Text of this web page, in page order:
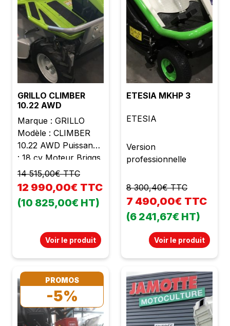
GRILLO CLIMBER
10.22 AWD
Marque : GRILLO
Modèle : CLIMBER
10.22 AWD Puissance
: 18 cv Moteur Briggs
et Stratton 2 cylindres
Cylindrée : 656 cc
Poids : 345 kg
Largeur de travail : 93
hydrostatique
Embrayage
électromagnétique
avec frein de lames
Hauteur de coupe de
3,5 cm à 13,5 cm
Blocage de différentiel
14 515,00€ TTC
12 990,00€ TTC
(10 825,00€ HT)
Voir le produit
ETESIA MKHP 3
ETESIA
Version
professionnelle
8 300,40€ TTC
7 490,00€ TTC
(6 241,67€ HT)
Voir le produit
PROMOS
-5%